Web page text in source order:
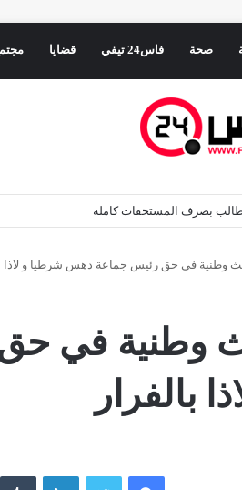
صحة فاس24 تيفي قضايا
بصرف المستحقات كاملة
وطنية في حق رئيس جماعة دهس شرطيا و لاذا
وطنية في
بالفرار
فيسبوك تويتر لينكدإن